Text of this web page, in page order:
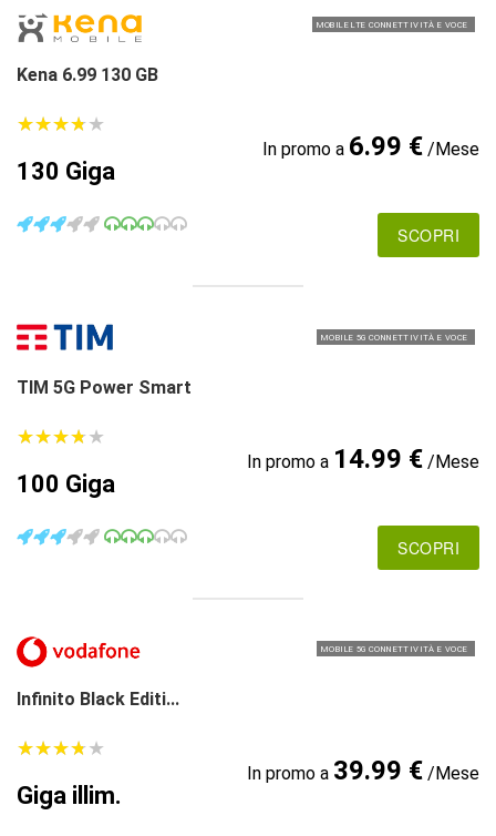
MOBILE LTE CONNETTIVITÀ E VOCE
Kena 6.99 130 GB
★★★★★
★★★★★
130 Giga
In promo a 6.99 €/Mese
SCOPRI
MOBILE 5G CONNETTIVITÀ E VOCE
TIM 5G Power Smart
★★★★★
★★★★★
100 Giga
In promo a 14.99 €/Mese
SCOPRI
MOBILE 5G CONNETTIVITÀ E VOCE
Infinito Black Editi...
★★★★★
★★★★★
Giga illim.
In promo a 39.99 €/Mese